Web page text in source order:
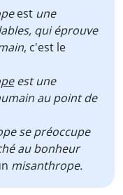
est une
qui éprouve
, c'est le
est une
au point de
se préoccupe
au bonheur
misanthrope.